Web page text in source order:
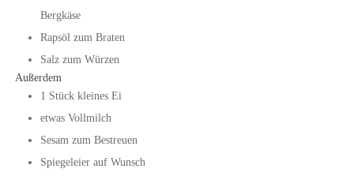
Bergkäse
Rapsöl zum Braten
Salz zum Würzen
Außerdem
1 Stück kleines Ei
etwas Vollmilch
Sesam zum Bestreuen
Spiegeleier auf Wunsch